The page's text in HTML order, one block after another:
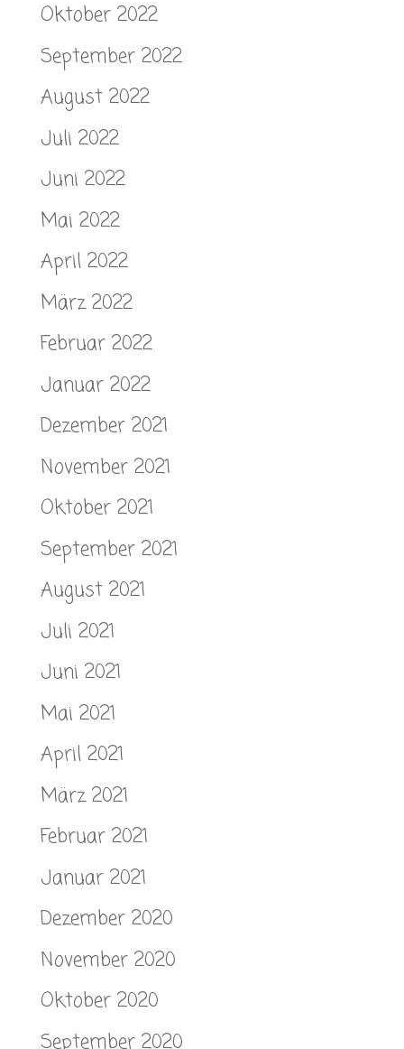
Oktober 2022
September 2022
August 2022
Juli 2022
Juni 2022
Mai 2022
April 2022
März 2022
Februar 2022
Januar 2022
Dezember 2021
November 2021
Oktober 2021
September 2021
August 2021
Juli 2021
Juni 2021
Mai 2021
April 2021
März 2021
Februar 2021
Januar 2021
Dezember 2020
November 2020
Oktober 2020
September 2020